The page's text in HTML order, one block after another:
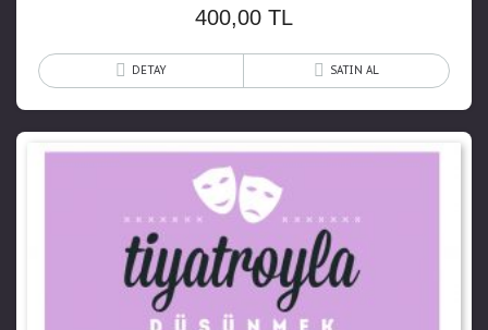
400,00 TL
DETAY SATIN AL